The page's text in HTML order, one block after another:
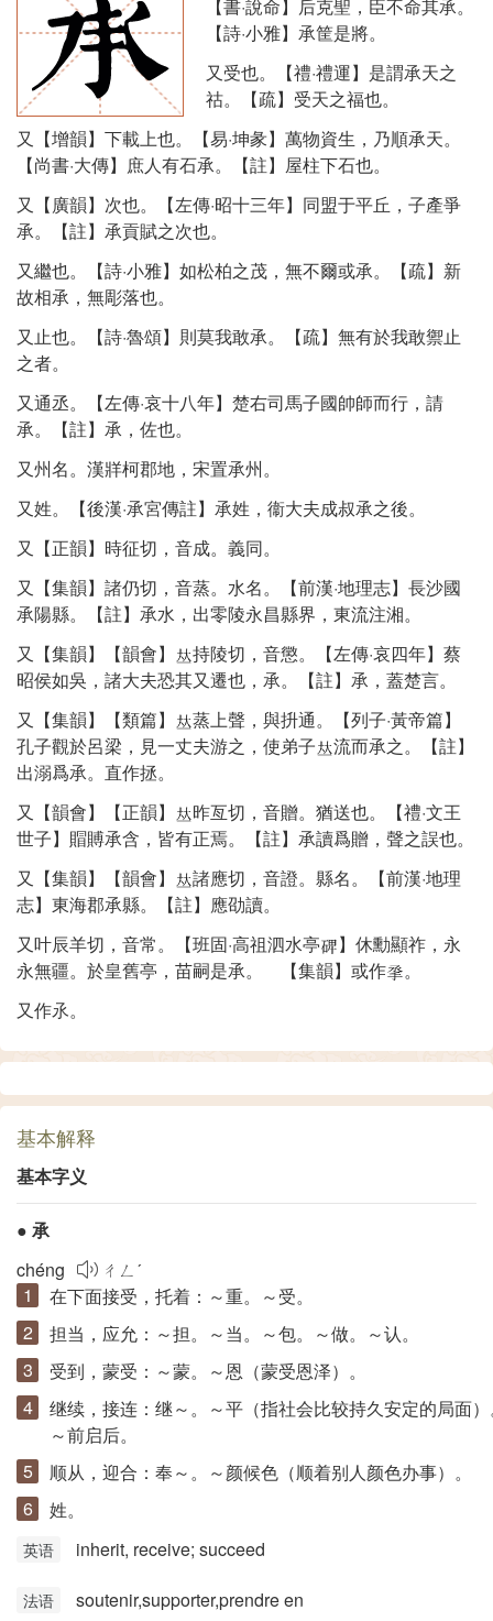
【書·說命】后克聖，臣不命其承。
【詩·小雅】承筐是將。
又受也。【禮·禮運】是謂承天之
祜。【疏】受天之福也。
又【增韻】下載上也。【易·坤彖】萬物資生，乃順承天。
【尚書·大傳】庶人有石承。【註】屋柱下石也。
又【廣韻】次也。【左傳·昭十三年】同盟于平丘，子產爭
承。【註】承貢賦之次也。
又繼也。【詩·小雅】如松柏之茂，無不爾或承。【疏】新
故相承，無彫落也。
又止也。【詩·魯頌】則莫我敢承。【疏】無有於我敢禦止
之者。
又通丞。【左傳·哀十八年】楚右司馬子國帥師而行，請
承。【註】承，佐也。
又州名。漢牂柯郡地，宋置承州。
又姓。【後漢·承宮傳註】承姓，衞大夫成叔承之後。
又【正韻】時征切，音成。義同。
又【集韻】諸仍切，音蒸。水名。【前漢·地理志】長沙國
承陽縣。【註】承水，出零陵永昌縣界，東流注湘。
又【集韻】【韻會】
持陵切，音懲。【左傳·哀四年】蔡
昭侯如吳，諸大夫恐其又遷也，承。【註】承，蓋楚言。
又【集韻】【類篇】
蒸上聲，與抍通。【列子·黃帝篇】
孔子觀於呂梁，見一丈夫游之，使弟子
流而承之。【註】
出溺爲承。直作拯。
又【韻會】【正韻】
昨亙切，音贈。猶送也。【禮·文王
世子】賵賻承含，皆有正焉。【註】承讀爲贈，聲之誤也。
又【集韻】【韻會】
諸應切，音證。縣名。【前漢·地理
志】東海郡承縣。【註】應劭讀。
又叶辰羊切，音常。【班固·高祖泗水亭
】休勳顯祚，永
永無疆。於皇舊亭，苗嗣是承。 【集韻】或作
。
又作氶。
基本解释
基本字义
● 承
chéng
ㄔㄥˊ
在下面接受，托着：～重。～受。
担当，应允：～担。～当。～包。～做。～认。
受到，蒙受：～蒙。～恩（蒙受恩泽）。
继续，接连：继～。～平（指社会比较持久安定的局面
～前启后。
顺从，迎合：奉～。～颜候色（顺着别人颜色办事）。
姓。
英语 inherit, receive; succeed
法语
soutenir,supporter,prendre en